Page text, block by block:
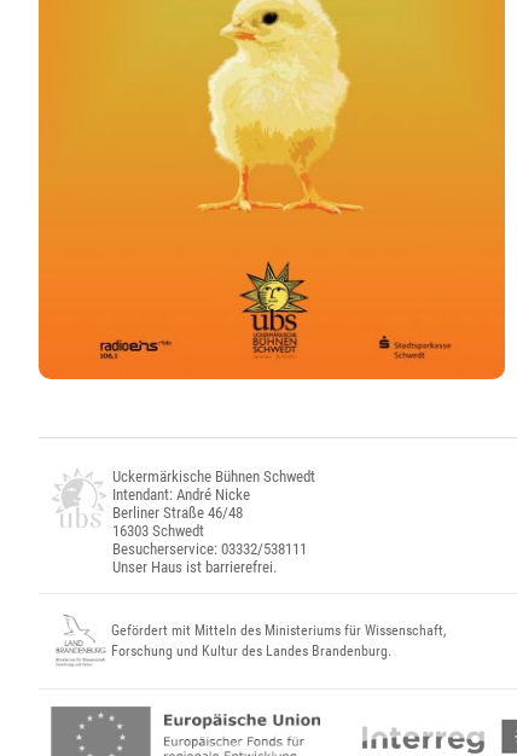
Uckermärkische Bühnen Schwedt
Intendant: André Nicke
Berliner Straße 46/48
16303 Schwedt
Besucherservice: 03332/538111
Unser Haus ist barrierefrei.
Gefördert mit Mitteln des Ministeriums für Wissenschaft,
Forschung und Kultur des Landes Brandenburg.